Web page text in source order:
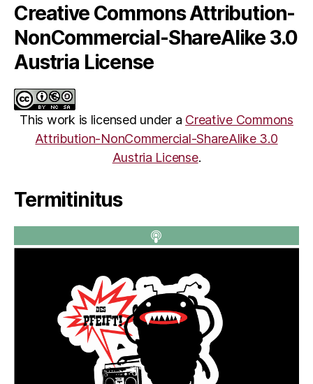
Creative Commons Attribution-
NonCommercial-ShareAlike 3.0
Austria License
This work is licensed under a Creative Commons
Attribution-NonCommercial-ShareAlike 3.0
Austria License.
Termitinitus